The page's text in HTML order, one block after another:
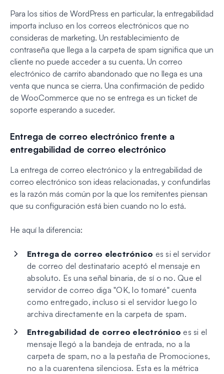
Para los sitios de WordPress en particular, la entregabilidad
importa incluso en los correos electrónicos que no
consideras de marketing. Un restablecimiento de
contraseña que llega a la carpeta de spam significa que un
cliente no puede acceder a su cuenta. Un correo
electrónico de carrito abandonado que no llega es una
venta que nunca se cierra. Una confirmación de pedido
de WooCommerce que no se entrega es un ticket de
soporte esperando a suceder.
Entrega de correo electrónico frente a
entregabilidad de correo electrónico
La entrega de correo electrónico y la entregabilidad de
correo electrónico son ideas relacionadas, y confundirlas
es la razón más común por la que los remitentes piensan
que su configuración está bien cuando no lo está.
He aquí la diferencia:
Entrega de correo electrónico es si el servidor
de correo del destinatario aceptó el mensaje en
absoluto. Es una señal binaria, de sí o no. Que el
servidor de correo diga "OK, lo tomaré" cuenta
como entregado, incluso si el servidor luego lo
archiva directamente en la carpeta de spam.
Entregabilidad de correo electrónico es si el
mensaje llegó a la bandeja de entrada, no a la
carpeta de spam, no a la pestaña de Promociones,
no a la cuarentena silenciosa. Esta es la métrica